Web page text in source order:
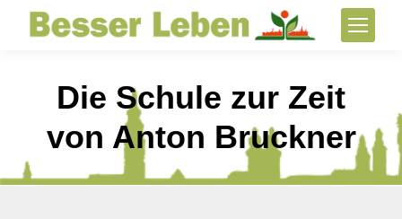
Die Schule zur Zeit
von Anton Bruckner